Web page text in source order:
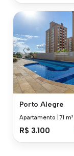
Porto Alegre
Apartamento |71 m²
R$ 3.100